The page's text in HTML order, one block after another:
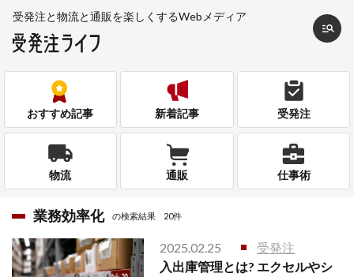
受発注と物流と通販を楽しくするWebメディア
おすすめ記事 新着記事 受発注
物流 通販 仕事術
業務効率化 の検索結果 20件
2025.02.25
受発注
入出庫管理とは? エクセルやシ